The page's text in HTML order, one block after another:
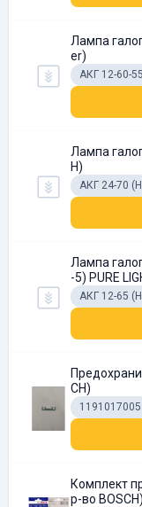
Лампа
er)
АКГ 12-60-
Лампа
H)
АКГ 24-70
Лампа
-5) PURE
АКГ 12-65
CH)
1191017005
Комплект
р-во BOSCH)